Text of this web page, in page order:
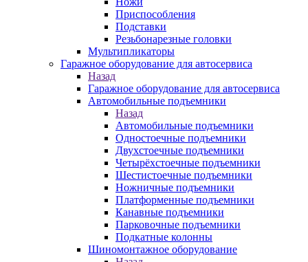
Приспособления
Подставки
Резьбонарезные головки
Мультипликаторы
Гаражное оборудование для автосервиса
Назад
Гаражное оборудование для автосервиса
Автомобильные подъемники
Назад
Автомобильные подъемники
Одностоечные подъемники
Двухстоечные подъемники
Четырёхстоечные подъемники
Шестистоечные подъемники
Ножничные подъемники
Платформенные подъемники
Канавные подъемники
Парковочные подъемники
Подкатные колонны
Шиномонтажное оборудование